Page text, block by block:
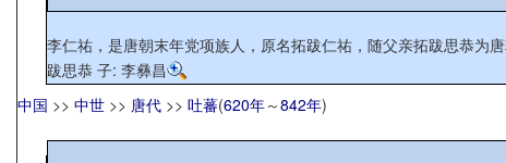
李仁祐，是唐朝末年党项族人，原名拓跋仁祐，随父亲拓跋思恭为
跋思恭 子: 李彝昌
中国 >> 中世 >> 唐代 >> 吐蕃(620年～842年)